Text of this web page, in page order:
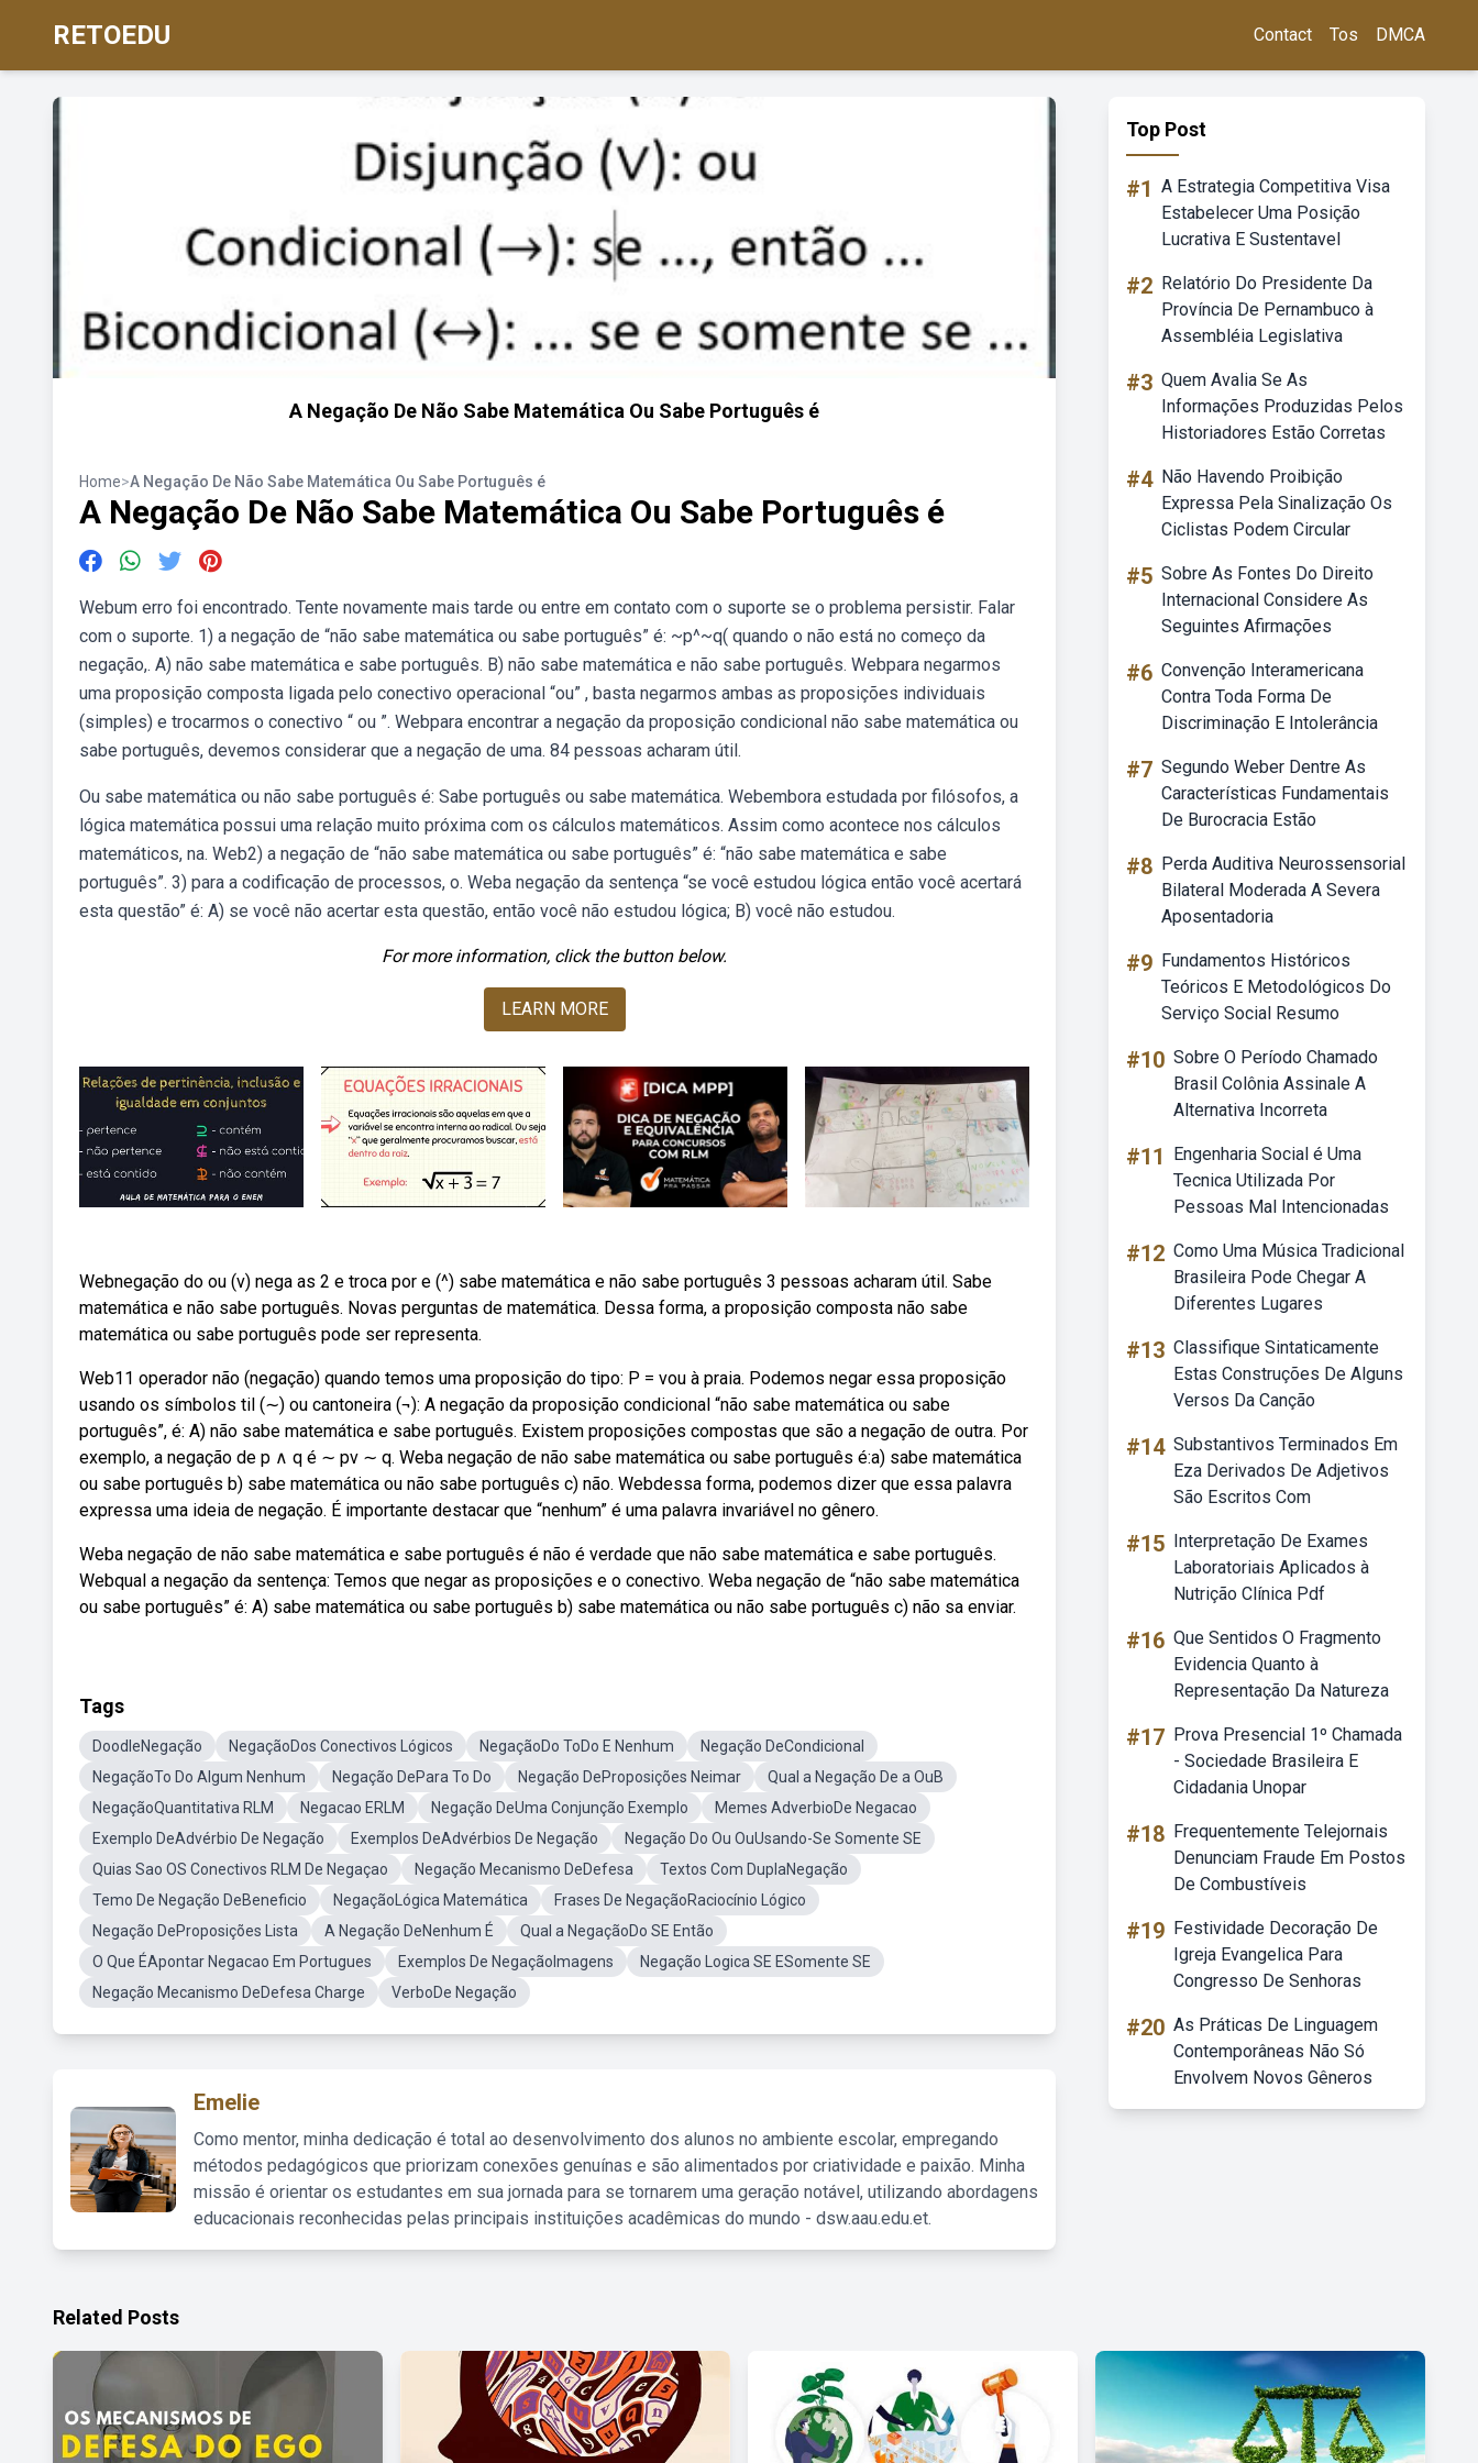
RETOEDU Contact Tos DMCA
A Negação De Não Sabe Matemática Ou Sabe Português é
Home>A Negação De Não Sabe Matemática Ou Sabe Português é
A Negação De Não Sabe Matemática Ou Sabe Português é
Webum erro foi encontrado. Tente novamente mais tarde ou entre em contato com o suporte se o problema persistir. Falar
com o suporte. 1) a negação de “não sabe matemática ou sabe português” é: ~p^~q( quando o não está no começo da
negação,. A) não sabe matemática e sabe português. B) não sabe matemática e não sabe português. Webpara negarmos
uma proposição composta ligada pelo conectivo operacional “ou” , basta negarmos ambas as proposições individuais
(simples) e trocarmos o conectivo “ ou ”. Webpara encontrar a negação da proposição condicional não sabe matemática ou
sabe português, devemos considerar que a negação de uma. 84 pessoas acharam útil.
Ou sabe matemática ou não sabe português é: Sabe português ou sabe matemática. Webembora estudada por filósofos, a
lógica matemática possui uma relação muito próxima com os cálculos matemáticos. Assim como acontece nos cálculos
matemáticos, na. Web2) a negação de “não sabe matemática ou sabe português” é: “não sabe matemática e sabe
português”. 3) para a codificação de processos, o. Weba negação da sentença “se você estudou lógica então você acertará
esta questão” é: A) se você não acertar esta questão, então você não estudou lógica; B) você não estudou.
For more information, click the button below.
LEARN MORE
Webnegação do ou (v) nega as 2 e troca por e (^) sabe matemática e não sabe português 3 pessoas acharam útil. Sabe
matemática e não sabe português. Novas perguntas de matemática. Dessa forma, a proposição composta não sabe
matemática ou sabe português pode ser representa.
Web11 operador não (negação) quando temos uma proposição do tipo: P = vou à praia. Podemos negar essa proposição
usando os símbolos til (∼) ou cantoneira (¬): A negação da proposição condicional “não sabe matemática ou sabe
português”, é: A) não sabe matemática e sabe português. Existem proposições compostas que são a negação de outra. Por
exemplo, a negação de p ∧ q é ∼ pv ∼ q. Weba negação de não sabe matemática ou sabe português é:a) sabe matemática
ou sabe português b) sabe matemática ou não sabe português c) não. Webdessa forma, podemos dizer que essa palavra
expressa uma ideia de negação. É importante destacar que “nenhum” é uma palavra invariável no gênero.
Weba negação de não sabe matemática e sabe português é não é verdade que não sabe matemática e sabe português.
Webqual a negação da sentença: Temos que negar as proposições e o conectivo. Weba negação de “não sabe matemática
ou sabe português” é: A) sabe matemática ou sabe português b) sabe matemática ou não sabe português c) não sa enviar.
Tags
DoodleNegação NegaçãoDos Conectivos Lógicos NegaçãoDo ToDo E Nenhum
Negação DeCondicional
NegaçãoTo Do Algum Nenhum
Negação DePara To Do Negação DeProposições Neimar
Qual a Negação De a OuB
NegaçãoQuantitativa RLM
Negacao ERLM Negação DeUma Conjunção Exemplo
Memes AdverbioDe Negacao
Exemplo DeAdvérbio De Negação
Exemplos DeAdvérbios De Negação
Negação Do Ou OuUsando-Se Somente SE
Quias Sao OS Conectivos RLM De Negaçao
Negação Mecanismo DeDefesa
Textos Com DuplaNegação
Temo De Negação DeBeneficio
NegaçãoLógica Matemática
Frases De NegaçãoRaciocínio Lógico
Negação DeProposições Lista
A Negação DeNenhum É
Qual a NegaçãoDo SE Então
O Que ÉApontar Negacao Em Portugues
Exemplos De NegaçãoImagens
Negação Logica SE ESomente SE
Negação Mecanismo DeDefesa Charge
VerboDe Negação
Emelie
Como mentor, minha dedicação é total ao desenvolvimento dos alunos no ambiente escolar, empregando
métodos pedagógicos que priorizam conexões genuínas e são alimentados por criatividade e paixão. Minha
missão é orientar os estudantes em sua jornada para se tornarem uma geração notável, utilizando abordagens
educacionais reconhecidas pelas principais instituições acadêmicas do mundo - dsw.aau.edu.et.
Top Post
#1 A Estrategia Competitiva Visa
Estabelecer Uma Posição
Lucrativa E Sustentavel
#2 Relatório Do Presidente Da
Província De Pernambuco à
Assembléia Legislativa
#3 Quem Avalia Se As
Informações Produzidas Pelos
Historiadores Estão Corretas
#4 Não Havendo Proibição
Expressa Pela Sinalização Os
Ciclistas Podem Circular
#5 Sobre As Fontes Do Direito
Internacional Considere As
Seguintes Afirmações
#6 Convenção Interamericana
Contra Toda Forma De
Discriminação E Intolerância
#7 Segundo Weber Dentre As
Características Fundamentais
De Burocracia Estão
#8 Perda Auditiva Neurossensorial
Bilateral Moderada A Severa
Aposentadoria
#9 Fundamentos Históricos
Teóricos E Metodológicos Do
Serviço Social Resumo
#10 Sobre O Período Chamado
Brasil Colônia Assinale A
Alternativa Incorreta
#11
Engenharia Social é Uma
Tecnica Utilizada Por
Pessoas Mal Intencionadas
#12 Como Uma Música Tradicional
Brasileira Pode Chegar A
Diferentes Lugares
#13 Classifique Sintaticamente
Estas Construções De Alguns
Versos Da Canção
#14 Substantivos Terminados Em
Eza Derivados De Adjetivos
São Escritos Com
#15 Interpretação De Exames
Laboratoriais Aplicados à
Nutrição Clínica Pdf
#16 Que Sentidos O Fragmento
Evidencia Quanto à
Representação Da Natureza
#17 Prova Presencial 1º Chamada
- Sociedade Brasileira E
Cidadania Unopar
#18 Frequentemente Telejornais
Denunciam Fraude Em Postos
De Combustíveis
#19 Festividade Decoração De
Igreja Evangelica Para
Congresso De Senhoras
#20 As Práticas De Linguagem
Contemporâneas Não Só
Envolvem Novos Gêneros
Related Posts